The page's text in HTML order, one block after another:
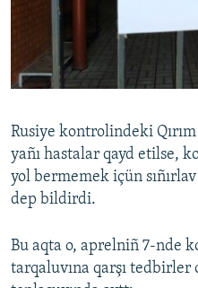
Українською
RFE/RS bütün saytları
Rusiye kontrolindeki Qırım
yañı hastalar qayd etilse,
yol bermemek içün
dep bildirdi.
Bu aqta o, aprelniñ 7-nde
tarqaluvına qarşı tedbirler